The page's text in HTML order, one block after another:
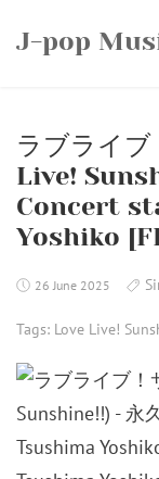
J-pop
ラブライ
Live!
Concert
Yoshiko
26 June 2025
Tags: Love Live!